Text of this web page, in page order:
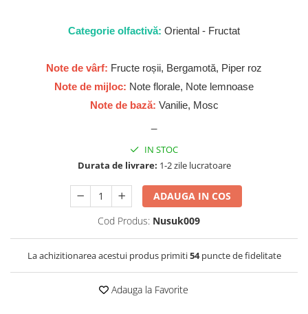
Categorie olfactivă: Oriental - Fructat
Note de vârf: Fructe roșii, Bergamotă, Piper roz
Note de mijloc: Note florale, Note lemnoase
Note de bază: Vanilie, Mosc
IN STOC
Durata de livrare: 1-2 zile lucratoare
ADAUGA IN COS
Cod Produs: Nusuk009
La achizitionarea acestui produs primiti54puncte de fidelitate
Adauga la Favorite